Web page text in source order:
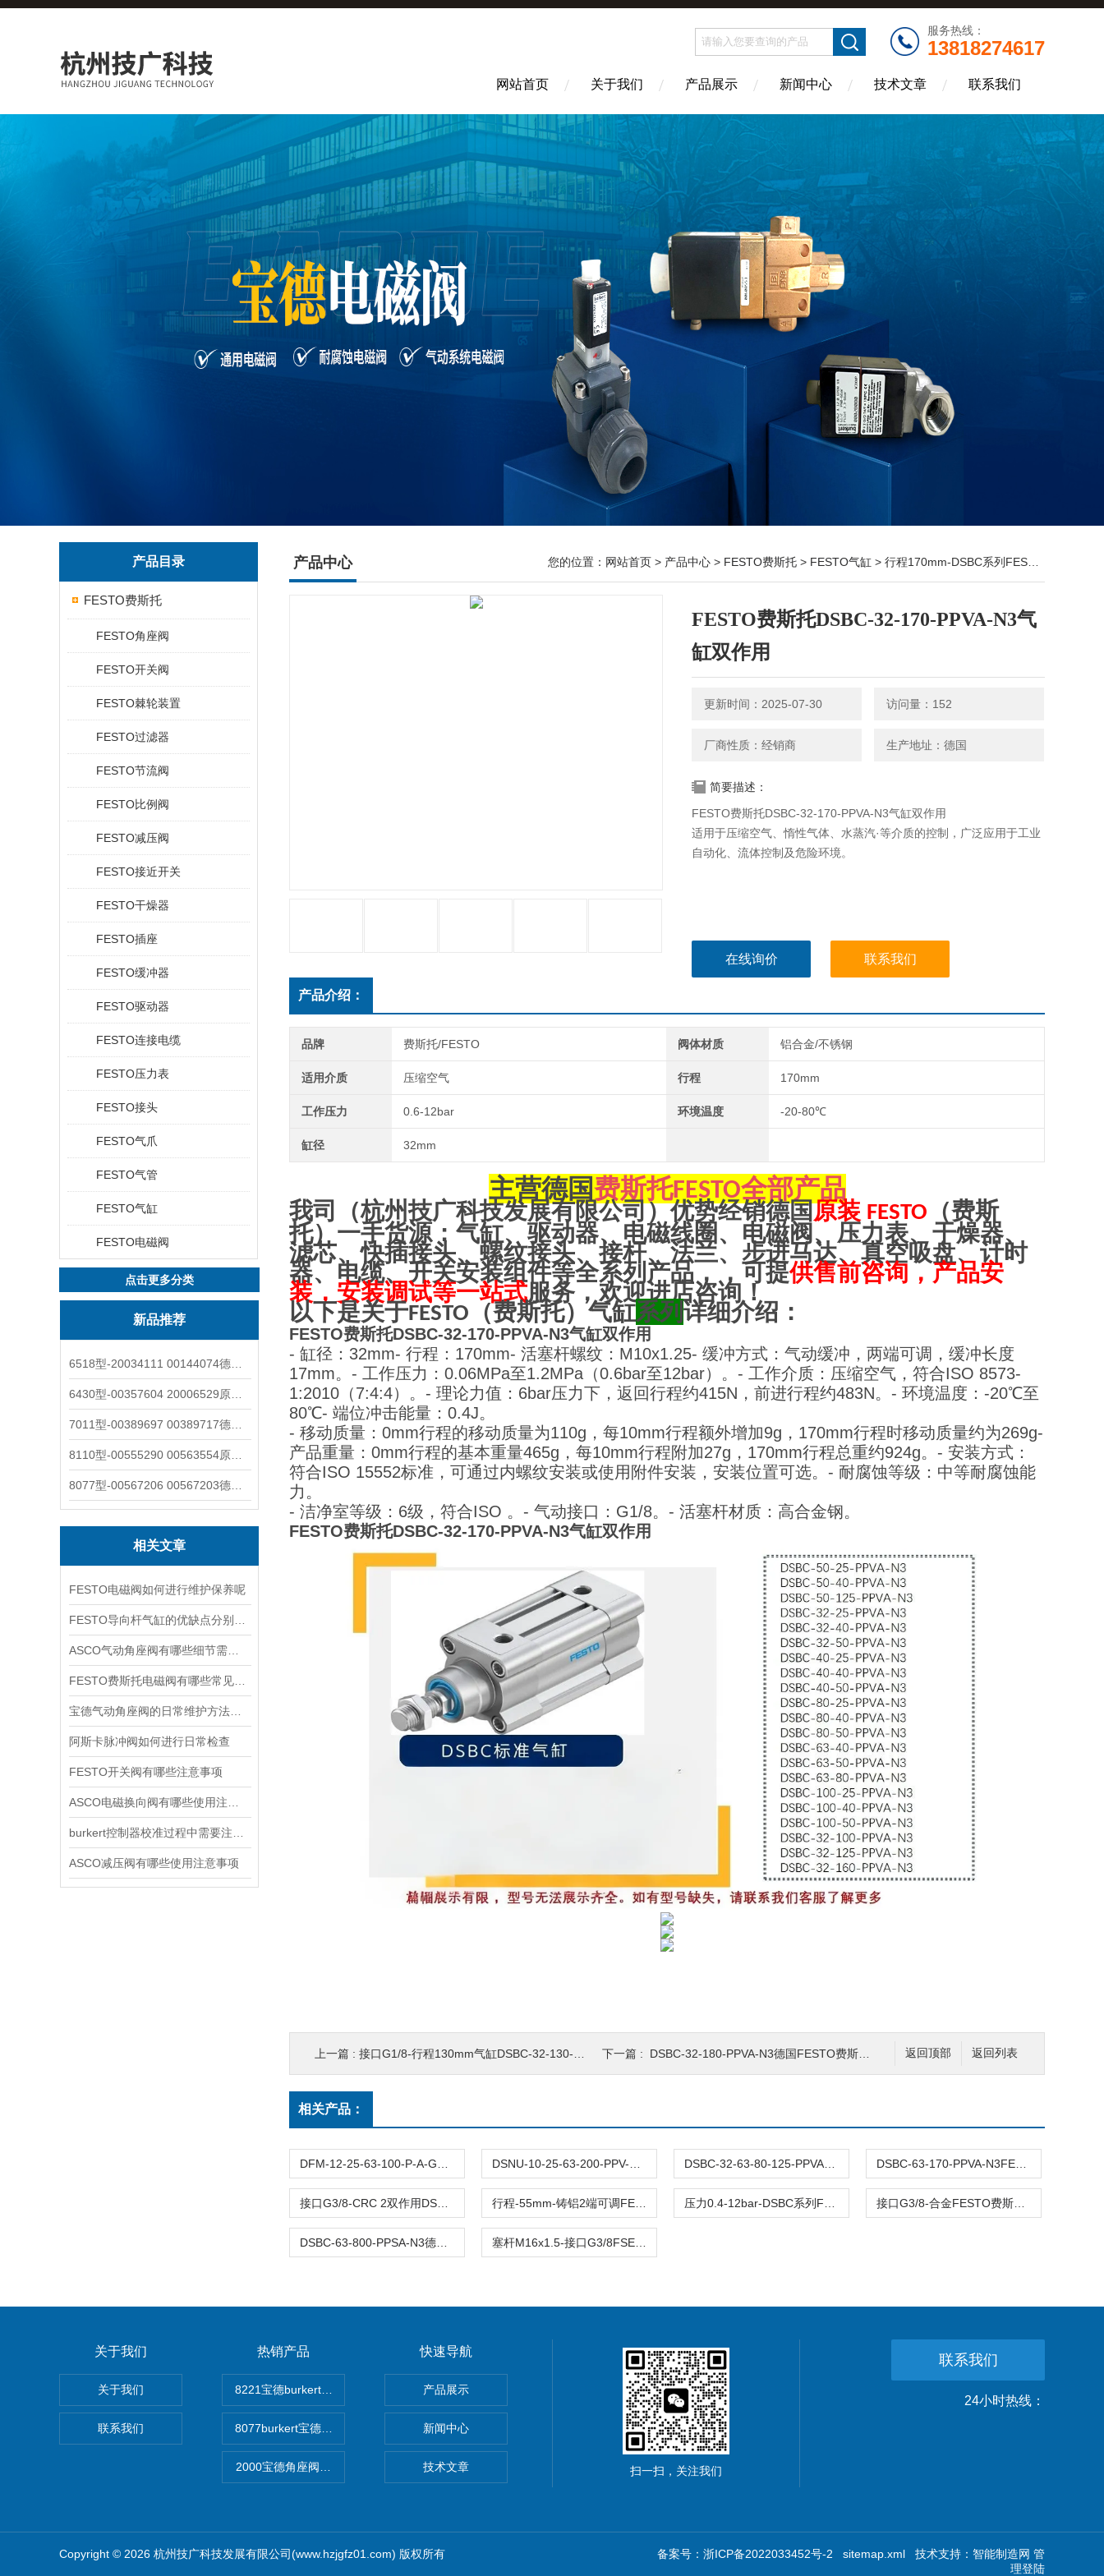
服务热线：
13818274617
网站首页 关于我们 产品展示 新闻中心 技术文章 联系我们
产品目录
FESTO费斯托
FESTO角座阀
FESTO开关阀
FESTO棘轮装置
FESTO过滤器
FESTO节流阀
FESTO比例阀
FESTO减压阀
FESTO接近开关
FESTO干燥器
FESTO插座
FESTO缓冲器
FESTO驱动器
FESTO连接电缆
FESTO压力表
FESTO接头
FESTO气爪
FESTO气管
FESTO气缸
FESTO电磁阀
点击更多分类
新品推荐
相关文章
FESTO电磁阀如何进行维护保养呢
阿斯卡脉冲阀如何进行日常检查
FESTO开关阀有哪些注意事项
ASCO减压阀有哪些使用注意事项
产品中心 您的位置： 网站首页 > 产品中心 > FESTO费斯托 > FESTO气缸 > 行程170mm-DSBC系列FESTO费斯托DSBC-32-170-PPVA-N3气缸双作用
FESTO费斯托DSBC-32-170-PPVA-N3气
缸双作用
更新时间：2025-07-30 访问量：152
厂商性质：经销商 生产地址：德国
简要描述：
FESTO费斯托DSBC-32-170-PPVA-N3气缸双作用
适用于压缩空气、惰性气体、水蒸汽·等介质的控制，广泛应用于工业
自动化、流体控制及危险环境。
在线询价 联系我们
产品介绍：
品牌 费斯托/FESTO 阀体材质 铝合金/不锈钢
适用介质 压缩空气 行程 170mm
工作压力 0.6-12bar 环境温度 -20-80℃
缸径 32mm
主营德国费斯托FESTO全部产品
我司（杭州技广科技发展有限公司）优势经销德国原装 FESTO （费斯
托）一手货源：气缸、驱动器、电磁线圈、电磁阀、压力表、干燥器、
滤芯、快插接头、螺纹接头、接杆、法兰、步进马达、真空吸盘、计时
器、电缆、开关安装组件等全系列产品，，可提供售前咨询，产品安
装，安装调试等一站式服务，欢迎进店咨询！
以下是关于FESTO （费斯托）气缸系列详细介绍：
FESTO费斯托DSBC-32-170-PPVA-N3气缸双作用
- 缸径：32mm- 行程：170mm- 活塞杆螺纹：M10x1.25- 缓冲方式：气动缓冲，两端可调，缓冲长度
17mm。 - 工作压力：0.06MPa至1.2MPa（0.6bar至12bar）。 - 工作介质：压缩空气，符合ISO 8573-
1:2010（7:4:4）。 - 理论力值：6bar压力下，返回行程约415N，前进行程约483N。 - 环境温度：-20℃至
80℃- 端位冲击能量：0.4J。
- 移动质量：0mm行程的移动质量为110g，每10mm行程额外增加9g，170mm行程时移动质量约为269g-
产品重量：0mm行程的基本重量465g，每10mm行程附加27g，170mm行程总重约924g。 - 安装方式：
符合ISO 15552标准，可通过内螺纹安装或使用附件安装，安装位置可选。 - 耐腐蚀等级：中等耐腐蚀能
力。
- 洁净室等级：6级，符合ISO 。 - 气动接口：G1/8。 - 活塞杆材质：高合金钢。
FESTO费斯托DSBC-32-170-PPVA-N3气缸双作用
返回列表
返回顶部
上一篇 : 接口G1/8-行程130mm气缸DSBC-32-130-PPVA-N3费斯托FESTO正品 下一篇 : DSBC-32-180-PPVA-N3德国FESTO费斯托DSBC-行程180mmCRC 2耐腐蚀
相关产品：
关于我们
关于我们
联系我们
热销产品
8221宝德burkert电导率探头卫生级电导传感器
8077burkert宝德椭圆齿轮脉冲流量计高黏度液体
2000宝德角座阀德国宝帝burkert气动阀
快速导航
产品展示
新闻中心
技术文章 扫一扫，关注我们
联系我们
24小时热线：
Copyright © 2026 杭州技广科技发展有限公司(www.hzjgfz01.com) 版权所有 备案号：浙ICP备2022033452号-2 sitemap.xml 技术支持： 智能制造网 管
理登陆